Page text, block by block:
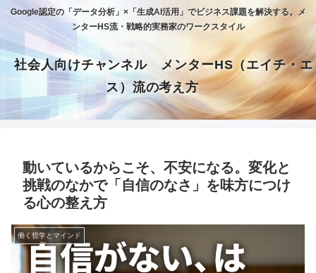
Google認定の「データ分析」×「生成AI活用」でビジネス課題を解決する。メ
ンターHS流・戦略的実務家のワークスタイル
社会人向けチャンネル メンターHS（エイチ・エ
ス）流の考え方
動いているからこそ、不安になる。変化と
挑戦のなかで「自信のなさ」を味方につけ
る心の整え方
働く哲学とマインド